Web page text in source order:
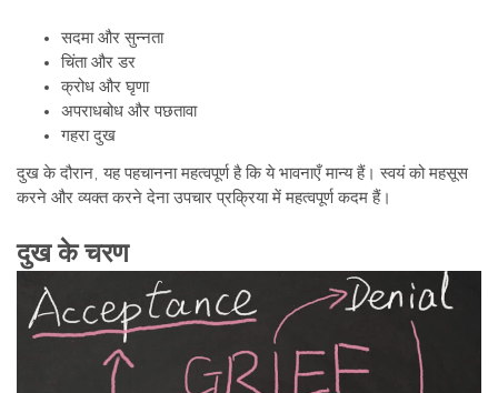
सदमा और सुन्नता
चिंता और डर
क्रोध और घृणा
अपराधबोध और पछतावा
गहरा दुख
दुख के दौरान, यह पहचानना महत्वपूर्ण है कि ये भावनाएँ मान्य हैं। स्वयं को महसूस
करने और व्यक्त करने देना उपचार प्रक्रिया में महत्वपूर्ण कदम हैं।
दुख के चरण